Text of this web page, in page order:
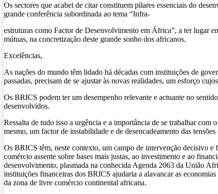
Os sectores que acabei de citar constituem pilares essenciais do
grande conferência subordinada ao tema “Infra-
estruturas como Factor de Desenvolvimento em África”, a ter lugar
mútuas, na concretização deste grande sonho dos africanos.
Excelências,
As nações do mundo têm lidado há décadas com instituições de
passadas, precisam de se ajustar às novas realidades, um esforço
Os BRICS podem ter um desempenho relevante e actuante no
desenvolvidos.
Ressalta de tudo isso a urgência e a importância de se trabalhar
mesmo, um factor de instabilidade e de desencadeamento das
Os BRICS têm, neste contexto, um campo de intervenção decisivo e
comércio assente sobre bases mais justas, ao investimento e ao
desenvolvimento, plasmada na conhecida Agenda 2063 da União
instituições financeiras dos BRICS ajudaria a alavancar as
da zona de livre comércio continental africana.